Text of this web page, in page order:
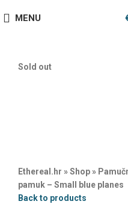
MENU
Sold out
Ethereal.hr »Shop»
pamuk – Small blue planes
Back to products